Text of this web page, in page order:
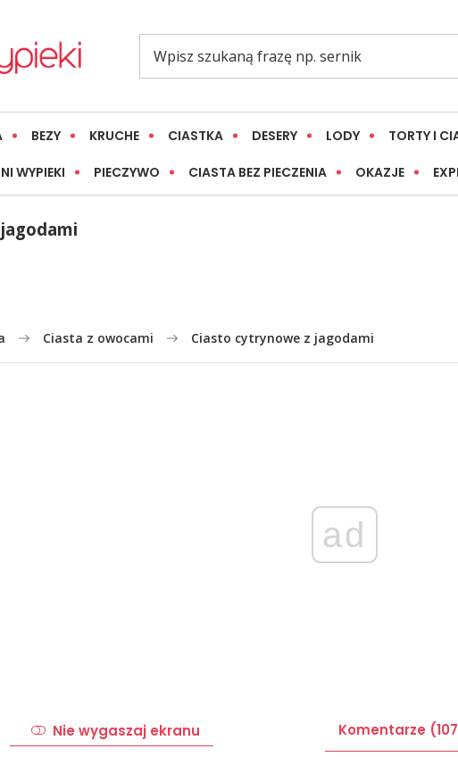
BEZY KRUCHE CIASTKA DESERY LODY TORTY I
WYPIEKI PIECZYWO CIASTA BEZ PIECZENIA OKAZJE
Ciasta z owocami Ciasto cytrynowe z jagodami
ad
Nie wygaszaj ekranu Komentarze